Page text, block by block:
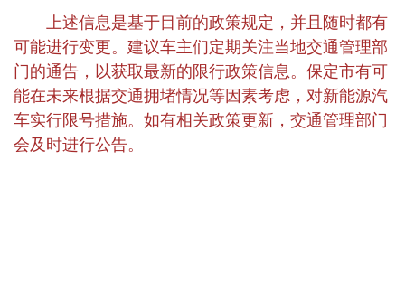
上述信息是基于目前的政策规定，并且随时都有
可能进行变更。建议车主们定期关注当地交通管理部
门的通告，以获取最新的限行政策信息。保定市有可
能在未来根据交通拥堵情况等因素考虑，对新能源汽
车实行限号措施。如有相关政策更新，交通管理部门
会及时进行公告。